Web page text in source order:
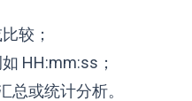
较；
HH:mm:ss；
总或统计分析。